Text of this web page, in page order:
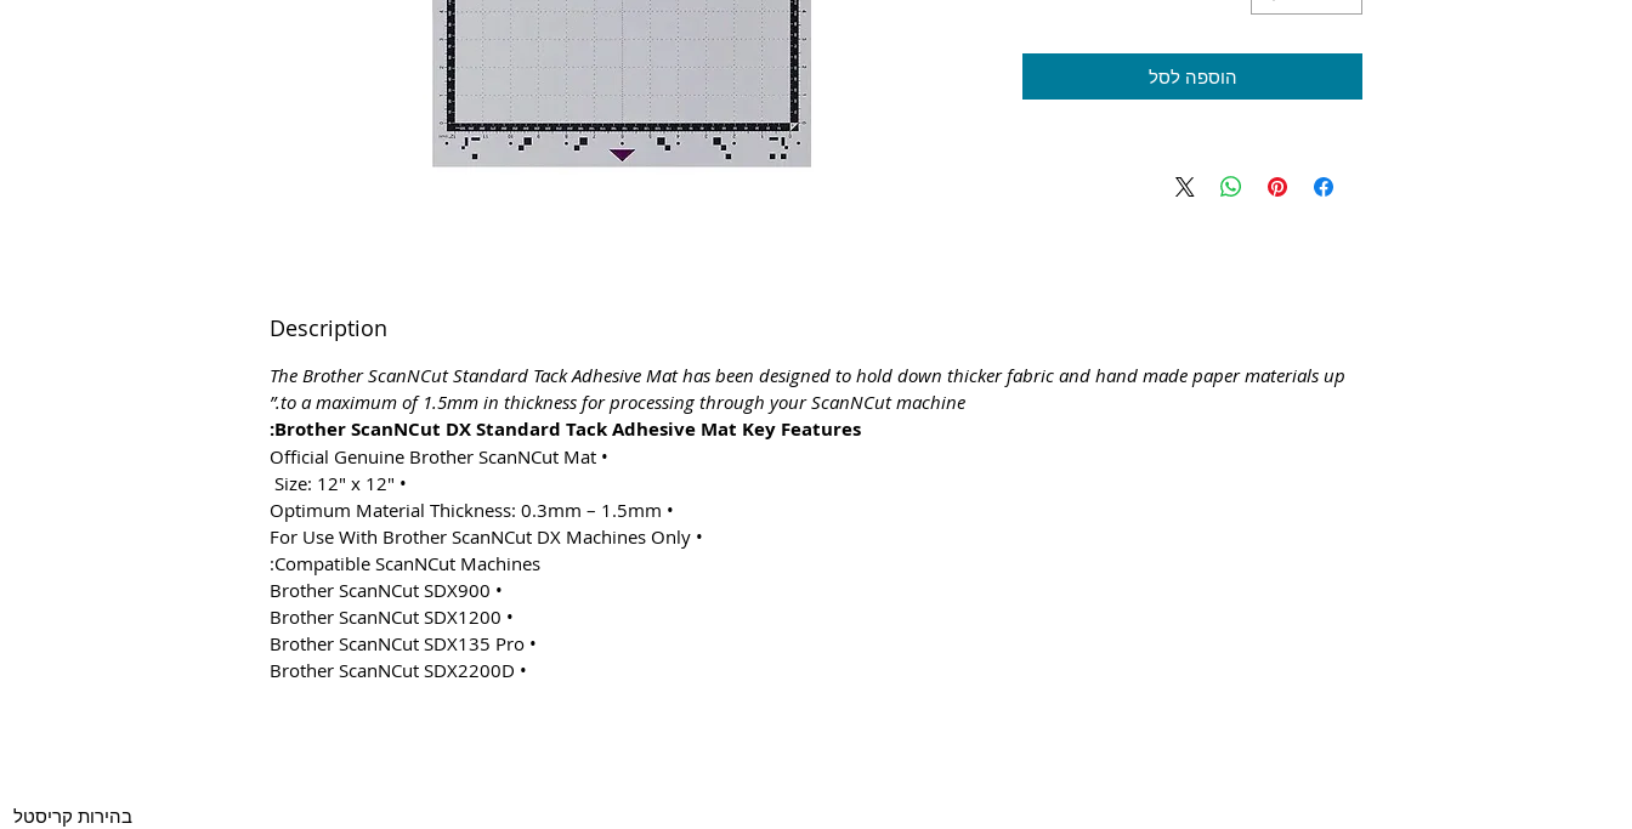
הוספה לסל
Description
The Brother ScanNCut Standard Tack Adhesive Mat has been designed to hold down thicker fabric and hand made paper materials up
to a maximum of 1.5mm in thickness for processing through your ScanNCut machine.”
Brother ScanNCut DX Standard Tack Adhesive Mat Key Features:
• Official Genuine Brother ScanNCut Mat
• Size: 12″ x 12″
• Optimum Material Thickness: 0.3mm – 1.5mm
• For Use With Brother ScanNCut DX Machines Only
Compatible ScanNCut Machines:
• Brother ScanNCut SDX900
• Brother ScanNCut SDX1200
• Brother ScanNCut SDX135 Pro
• Brother ScanNCut SDX2200D
בהירות קריסטל